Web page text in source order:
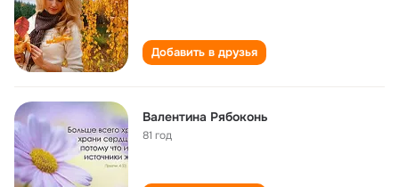
Добавить в друзья
Валентина Рябоконь
81 год